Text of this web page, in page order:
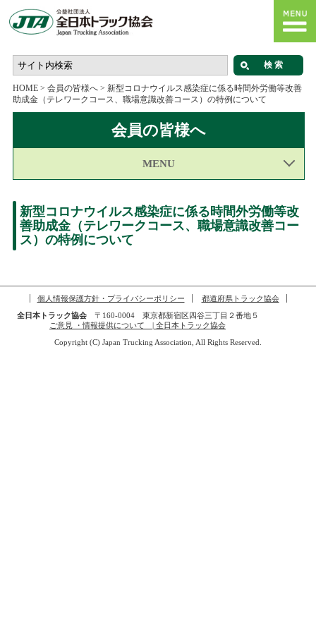
HOME> 会員の皆様へ> 新型コロナウイルス感染症に係る時間外労働等改善
助成金（テレワークコース、職場意識改善コース）の特例について
会員の皆様へ
MENU
新型コロナウイルス感染症に係る時間外労働等改
善助成金（テレワークコース、職場意識改善コー
ス）の特例について
個人情報保護方針・プライバシーポリシー
都道府県トラック協会
全日本トラック協会〒160-0004 東京都新宿区四谷三丁目２番地５
ご意見 ・情報提供について | 全日本トラック協会
Copyright (C) Japan Trucking Association, All Rights Reserved.